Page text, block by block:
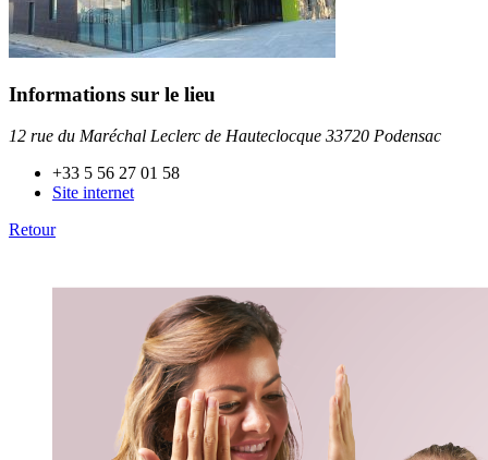
Informations sur le lieu
12 rue du Maréchal Leclerc de Hauteclocque 33720 Podensac
+33 5 56 27 01 58
Site internet
Retour